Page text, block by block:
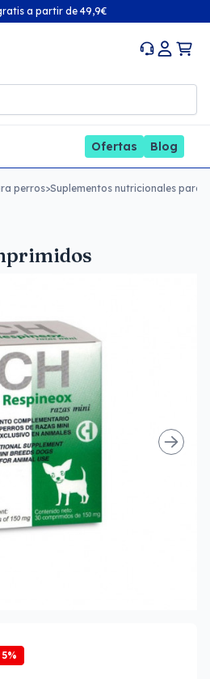
a partir de 49,9€
Ofertas Blog
perros>Suplementos nutricionales para
5%